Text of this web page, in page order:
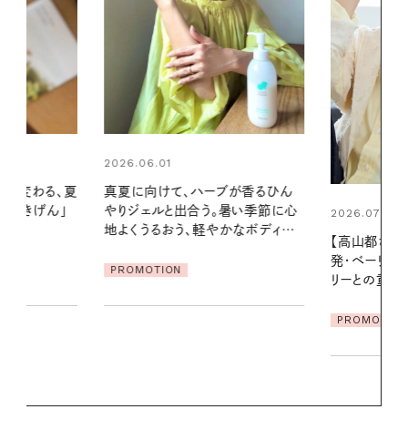
が香るひん
い季節に心
2026.07.21
【高山都さんが楽しむデンマーク
発・ベーリングの腕時計】 アクセサ
リーとの重ねづけも素敵な大人の
2026.06.01
える夜の爽
PROMOTION